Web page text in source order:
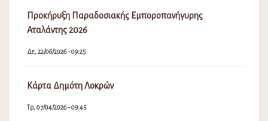
Πολεοδομικού Σχεδίου (Τ.Π.Σ.) Δήμου Λοκρών (ΔΕ
Δαφνουσίων, Αταλάντης, Μαλεσίνης, Οπουντίων)
Δημιουργία Μητρώου Νέων για τη συγκρότηση